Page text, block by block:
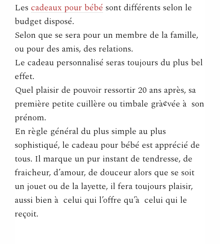
Les cadeaux pour bébé sont différents selon le
budget disposé.
Selon que se sera pour un membre de la famille,
ou pour des amis, des relations.
Le cadeau personnalisé seras toujours du plus bel
effet.
Quel plaisir de pouvoir ressortir 20 ans après, sa
première petite cuillère ou timbale grà¢vée à son
prénom.
En règle général du plus simple au plus
sophistiqué, le cadeau pour bébé est apprécié de
tous. Il marque un pur instant de tendresse, de
fraicheur, d’amour, de douceur alors que se soit
un jouet ou de la layette, il fera toujours plaisir,
aussi bien à celui qui l’offre qu’à celui qui le
reçoit.